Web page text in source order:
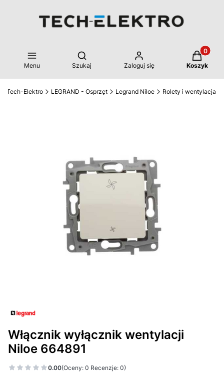
Menu
Otwórz wyszukiwarkę
Szukaj Zaloguj się Koszyk
Tech-Elektro LEGRAND - Osprzęt Legrand Niloe Rolety i wentylacja
Włącznik wyłącznik wentylacji
Niloe 664891
0.00(Oceny: 0 Recenzje: 0)